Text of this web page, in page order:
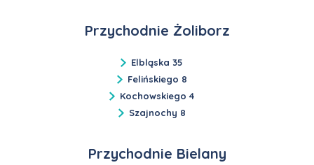
Przychodnie Żoliborz
Elbląska 35
Felińskiego 8
Kochowskiego 4
Szajnochy 8
Przychodnie Bielany